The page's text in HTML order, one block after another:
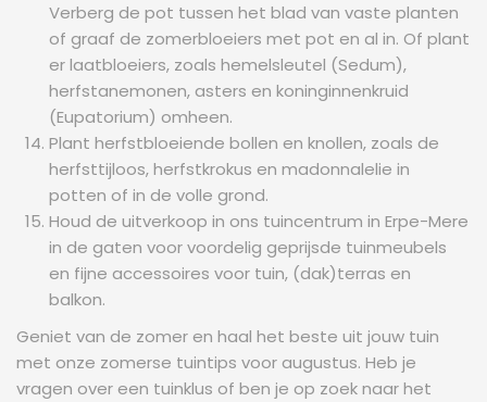
Verberg de pot tussen het blad van vaste planten
of graaf de zomerbloeiers met pot en al in. Of plant
er laatbloeiers, zoals hemelsleutel (Sedum),
herfstanemonen, asters en koninginnenkruid
(Eupatorium) omheen.
Plant herfstbloeiende bollen en knollen, zoals de
herfsttijloos, herfstkrokus en madonnalelie in
potten of in de volle grond.
Houd de uitverkoop in ons tuincentrum in Erpe-Mere
in de gaten voor voordelig geprijsde tuinmeubels
en fijne accessoires voor tuin, (dak)terras en
balkon.
Geniet van de zomer en haal het beste uit jouw tuin
met onze zomerse tuintips voor augustus. Heb je
vragen over een tuinklus of ben je op zoek naar het